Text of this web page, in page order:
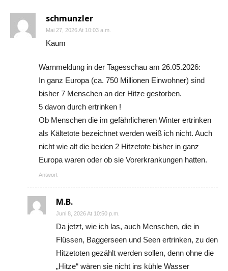
schmunzler
Mai 27, 2026 At 10:03 a.m.
Kaum
Warnmeldung in der Tagesschau am 26.05.2026:
In ganz Europa (ca. 750 Millionen Einwohner) sind
bisher 7 Menschen an der Hitze gestorben.
5 davon durch ertrinken !
Ob Menschen die im gefährlicheren Winter ertrinken
als Kältetote bezeichnet werden weiß ich nicht. Auch
nicht wie alt die beiden 2 Hitzetote bisher in ganz
Europa waren oder ob sie Vorerkrankungen hatten.
Antwort
M.B.
Juni 8, 2026 At 10:50 p.m.
Da jetzt, wie ich las, auch Menschen, die in
Flüssen, Baggerseen und Seen ertrinken, zu den
Hitzetoten gezählt werden sollen, denn ohne die
„Hitze“ wären sie nicht ins kühle Wasser